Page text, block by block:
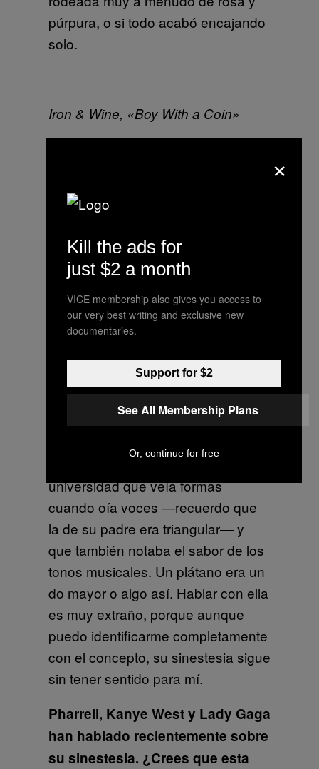
púrpura, o si todo acabó encajando
solo.
Iron & Wine, «Boy With a Coin»
El sonido no es tan variado como la
música. Normalmente hay una
única explosión de color y después
desaparece. Pero para el
cumpleaños de mi madre pinté el
sonido de sus pasos. Recuerdo que
cuando era niña escuchaba sus
era un sonido (¡púrpura!) muy
reconfortante.
¿Has conocido a alguien más
Conocí a una chica en la
universidad que veía formas
cuando oía voces ―recuerdo que
la de su padre era triangular― y
que también notaba el sabor de los
tonos musicales. Un plátano era un
do mayor o algo así. Hablar con ella
es muy extraño, porque aunque
puedo identificarme completamente
con el concepto, su sinestesia sigue
sin tener sentido para mí.
Pharrell, Kanye West y Lady Gaga
han hablado recientemente sobre
su sinestesia. ¿Crees que esta
×
Kill the ads for
just $2 a month
VICE membership also gives you access to
our very best writing and exclusive new
documentaries.
Support for $2
See All Membership Plans
Or, continue for free